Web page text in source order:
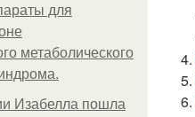
для
метаболического
Изабелла пошла